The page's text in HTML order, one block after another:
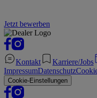
Jetzt bewerben
Kontakt Karriere/Jobs
ImpressumDatenschutz
Cookie-Einstellungen